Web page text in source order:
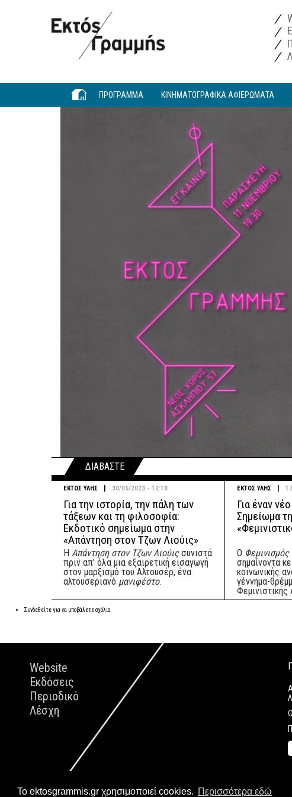
Το ektosgrammis.gr χρησιμοποιεί cookies. Περισσότερα εδώ
ΠΡΟΓΡΑΜΜΑ ΚΙΝΗΜΑΤΟΓΡΑΦΙΚΑ ΑΦΙΕΡΩΜΑΤΑ
ΔΙΑΒΑΣΤΕ
ΕΚΤΟΣ ΥΛΗΣ | 30/05/2023 - 12:10
Για την ιστορία, την πάλη των
τάξεων και τη φιλοσοφία:
Εκδοτικό σημείωμα στην
«Απάντηση στον Τζων Λιούις»
Η Απάντηση στον Τζων Λιούιςσυνιστά
πριν απ’ όλα μια εξαιρετική εισαγωγή
στον μαρξισμό του Αλτουσέρ, ένα
αλτουσεριανό μανιφέστο.
ΕΚΤΟΣ ΥΛΗΣ |
Για έναν
Σημείωμα
Ο Φεμινισμός
σημαίνοντα
κοινωνικής
γέννημα-
Φεμινιστικής
Συνδεθείτεγια να υποβάλετε σχόλια
Website
Εκδόσεις
Περιοδικό
Λέσχη